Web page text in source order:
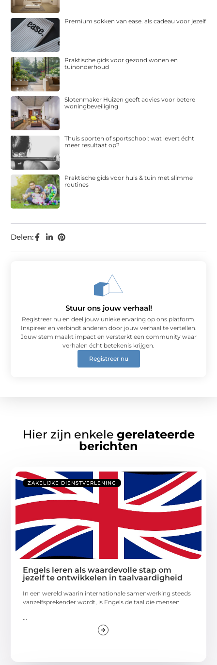
Delen:
Premium sokken van ease. als cadeau voor jezelf
Praktische gids voor gezond wonen en
tuinonderhoud
Slotenmaker Huizen geeft advies voor betere
woningbeveiliging
Thuis sporten of sportschool: wat levert écht
meer resultaat op?
Praktische gids voor huis & tuin met slimme
routines
Stuur ons jouw verhaal!
Registreer nu en deel jouw unieke ervaring op ons platform.
Inspireer en verbindt anderen door jouw verhaal te vertellen.
Jouw stem maakt impact en versterkt een community waar
verhalen écht betekenis krijgen.
Registreer nu
Hier zijn enkele gerelateerde
berichten
ZAKELIJKE DIENSTVERLENING
Engels leren als waardevolle stap om
jezelf te ontwikkelen in taalvaardigheid
In een wereld waarin internationale samenwerking steeds
vanzelfsprekender wordt, is Engels de taal die mensen
...